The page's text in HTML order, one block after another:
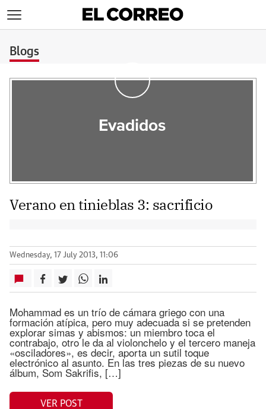
Blogs
Evadidos
Verano en tinieblas 3: sacrificio
Wednesday, 17 July 2013, 11:06
Mohammad es un trío de cámara griego con una
formación atípica, pero muy adecuada si se pretenden
explorar simas y abismos: un miembro toca el
contrabajo, otro le da al violonchelo y el tercero maneja
«osciladores», es decir, aporta un sutil toque
electrónico al asunto. En las tres piezas de su nuevo
álbum, Som Sakrifis, […]
VER POST